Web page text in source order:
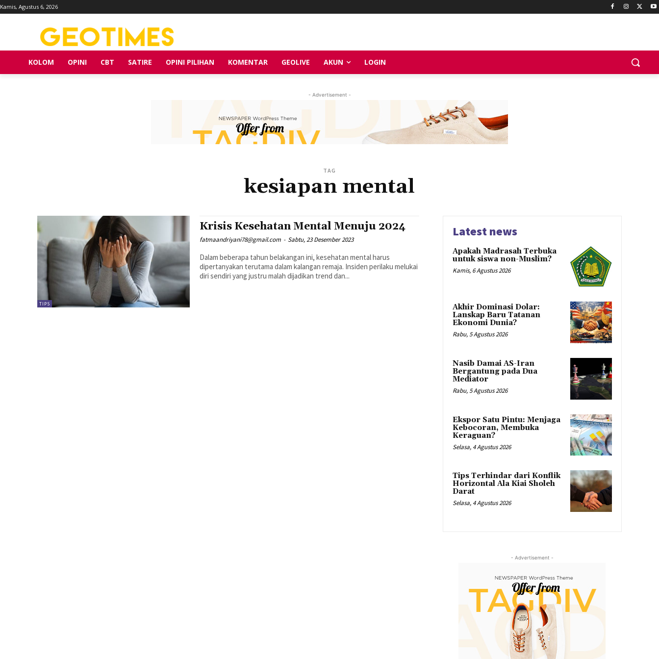
Kamis, Agustus 6, 2026
KOLOM OPINI CBT SATIRE OPINI PILIHAN KOMENTAR GEOLIVE AKUN LOGIN
- Advertisement -
TAG
kesiapan mental
TIPS
Krisis Kesehatan Mental Menuju 2024
fatmaandriyani78@gmail.com - Sabtu, 23 Desember 2023
Dalam beberapa tahun belakangan ini, kesehatan mental harus
dipertanyakan terutama dalam kalangan remaja. Insiden perilaku melukai
diri sendiri yang justru malah dijadikan trend dan...
Latest news
Apakah Madrasah Terbuka
untuk siswa non-Muslim?
Kamis, 6 Agustus 2026
Akhir Dominasi Dolar:
Lanskap Baru Tatanan
Ekonomi Dunia?
Rabu, 5 Agustus 2026
Nasib Damai AS-Iran
Bergantung pada Dua
Mediator
Rabu, 5 Agustus 2026
Ekspor Satu Pintu: Menjaga
Kebocoran, Membuka
Keraguan?
Selasa, 4 Agustus 2026
Tips Terhindar dari Konflik
Horizontal Ala Kiai Sholeh
Darat
Selasa, 4 Agustus 2026
- Advertisement -